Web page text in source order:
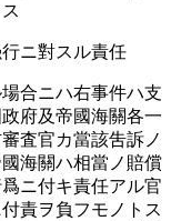
對スル責任
合ニハ右事件ハ支
府及帝國海關各一
査官カ當該吿訴ノ
海關ハ相當ノ賠償
ニ付キ責任アル官
責ヲ負フモノトス